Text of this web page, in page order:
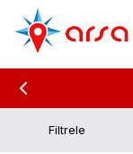
Filtrele